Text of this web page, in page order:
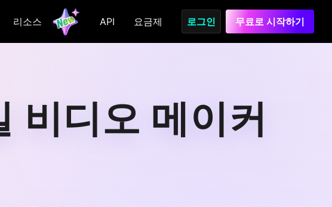
리소스 API 요금제 로그인 무료로 시작하기
비디오 메이커